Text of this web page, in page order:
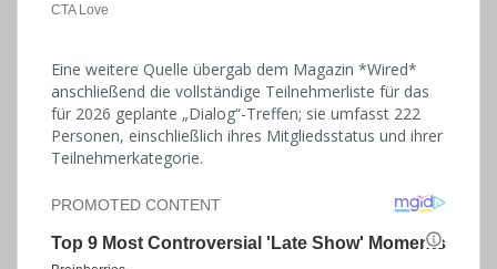
Eine weitere Quelle übergab dem Magazin *Wired*
anschließend die vollständige Teilnehmerliste für das
für 2026 geplante „Dialog“-Treffen; sie umfasst 222
Personen, einschließlich ihres Mitgliedsstatus und ihrer
Teilnehmerkategorie.